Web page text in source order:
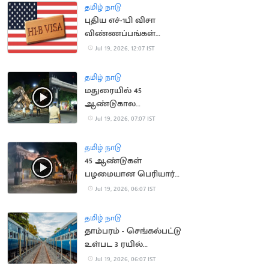
தமிழ் நாடு
புதிய எச்-1பி விசா
விண்ணப்பங்கள்
ஏற்கப்படாது என
Jul 19, 2026, 12:07 IST
தமிழ் நாடு
மதுரையில் 45
ஆண்டுகால
பழமையான பெரியார்
Jul 19, 2026, 07:07 IST
தமிழ் நாடு
45 ஆண்டுகள்
பழமையான பெரியார்
ஆர்ச் அகற்றம்
Jul 19, 2026, 06:07 IST
தமிழ் நாடு
தாம்பரம் - செங்கல்பட்டு
உள்பட 3 ரயில்
திட்டங்களுக்கு ஒப்புதல்
Jul 19, 2026, 06:07 IST